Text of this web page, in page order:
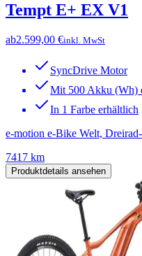
Tempt E+ EX V1
ab2.599,00 €inkl. MwSt
SyncDrive Motor
Mit 500 Akku (Wh)
In 1 Farbe erhältlich
e-motion e-Bike Welt,
7417 km
Produktdetails ansehen